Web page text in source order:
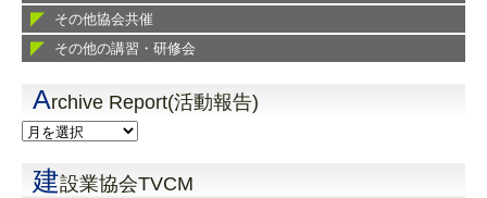
その他協会共催
その他の講習・研修会
Archive Report(活動報告)
建設業協会TVCM